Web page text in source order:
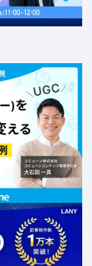
13:00 - 14:00
をAI推奨の根拠
策＆成功事例
水 12:00 - 13:00
るべき姿｜累
アルゴリズム